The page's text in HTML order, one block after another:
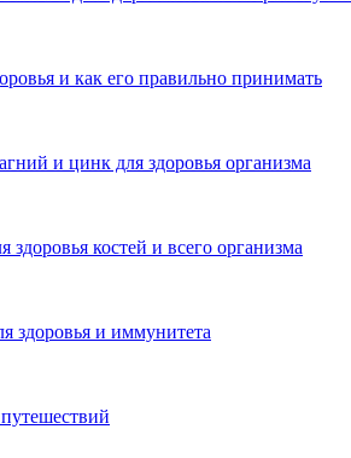
и как его правильно принимать
и цинк для здоровья организма
костей и всего организма
здоровья и иммунитета